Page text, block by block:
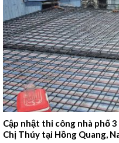
Cập nhật thi công nhà phố
Chị Thúy tại Hồng Quang,